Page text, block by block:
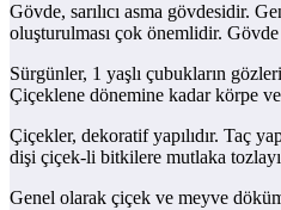
Gövde, sarılıcı asma gövdesidir.
oluşturulması çok önemlidir.
Sürgünler, 1 yaşlı çubukların
Çiçeklene dönemine kadar körpe
Çiçekler, dekoratif yapılıdır. Taç
dişi çiçek-li bitkilere mutlaka
Genel olarak çiçek ve meyve